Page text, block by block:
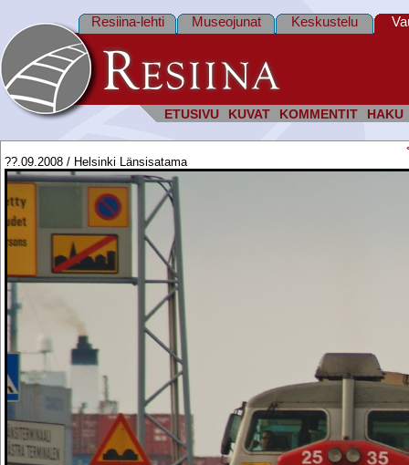
ETUSIVU KUVAT KOMMENTIT HAKU
Resiina-lehti Museojunat Keskustelu
??.09.2008 / Helsinki Länsisatama